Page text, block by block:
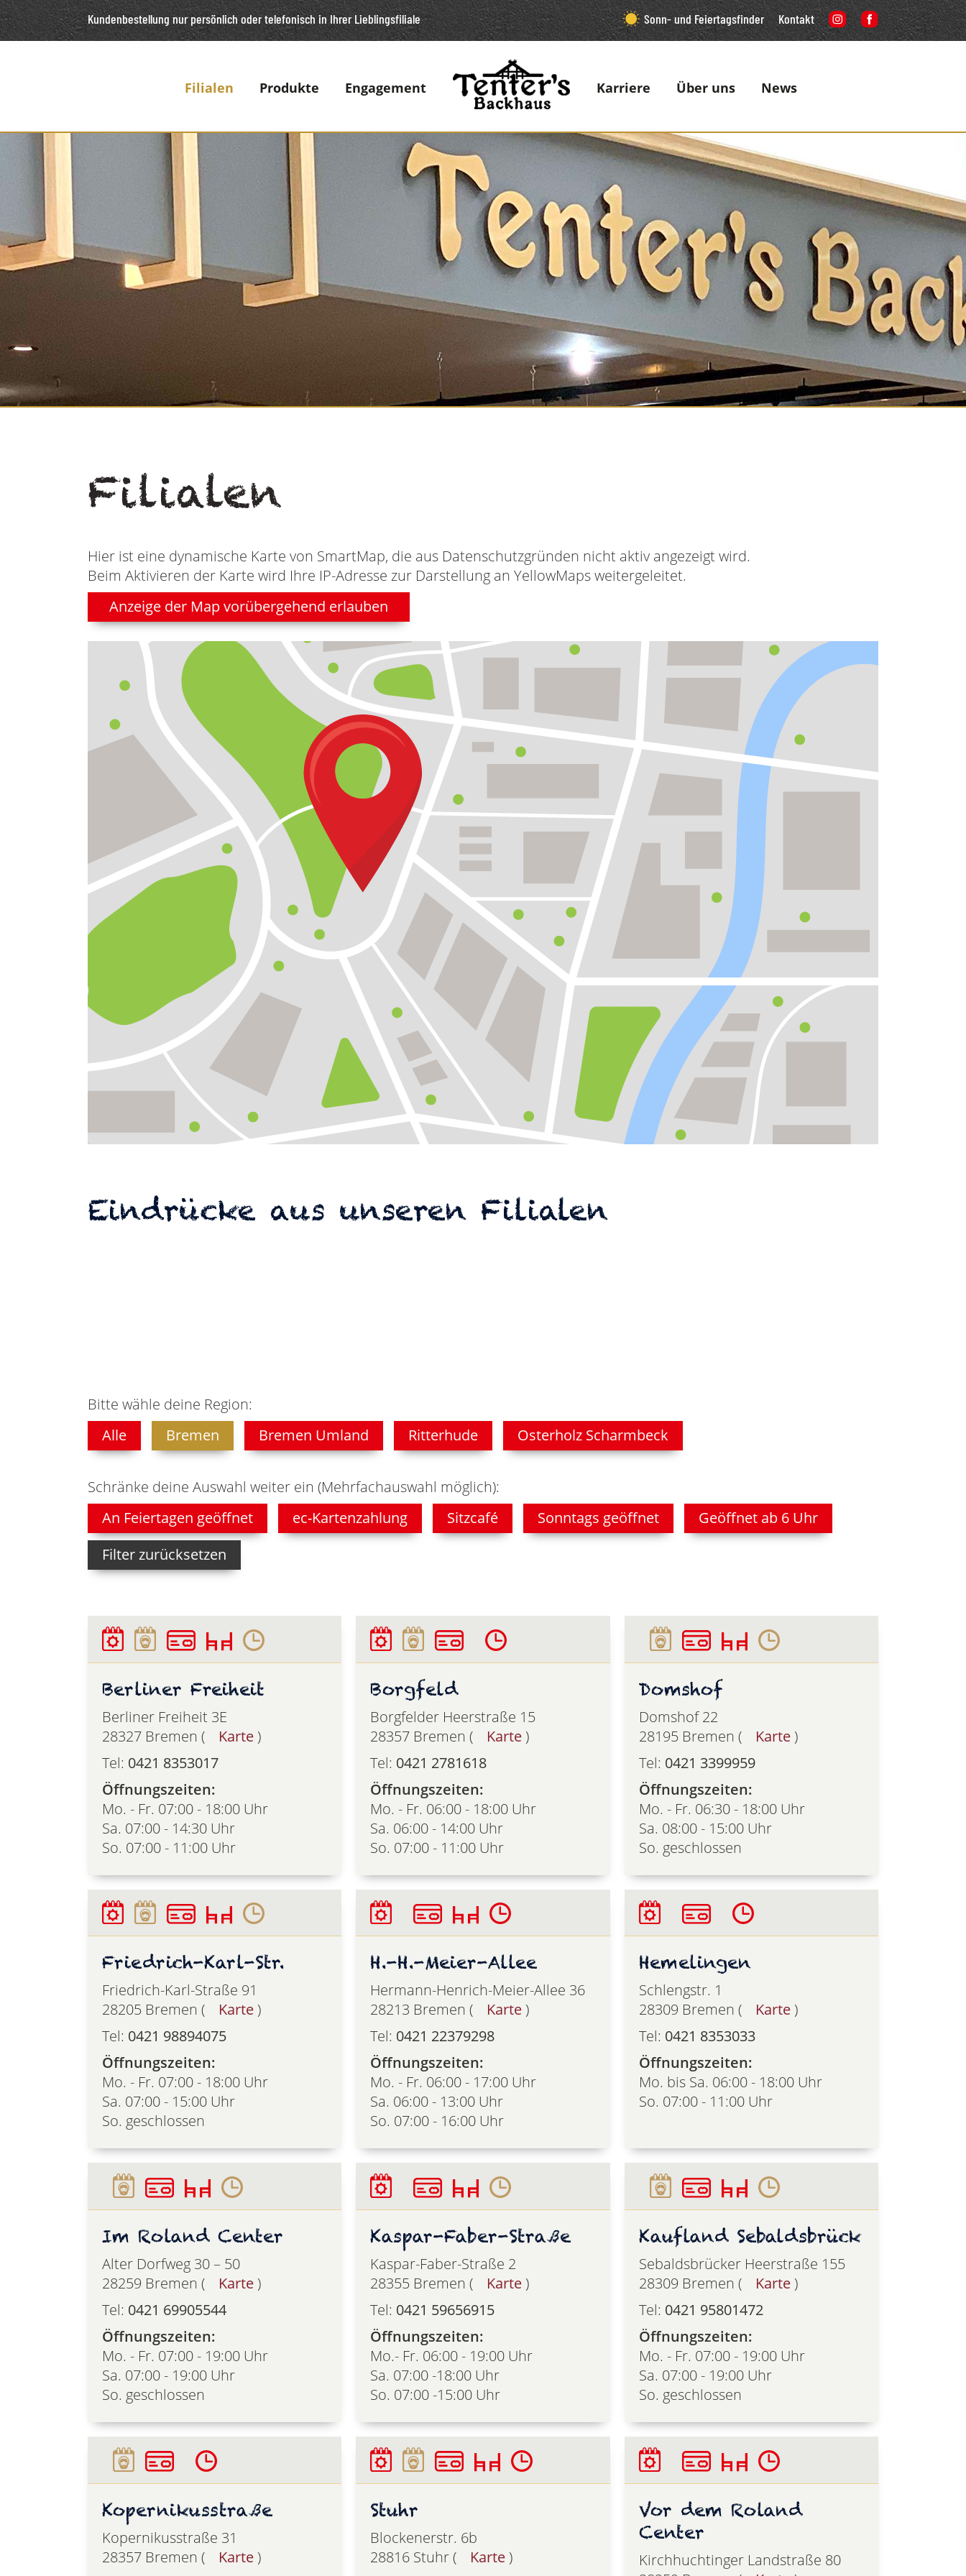
Kundenbestellung nur persönlich oder telefonisch in Ihrer Lieblingsfiliale Sonn- und Feiertagsfinder Kontakt
Filialen Produkte Engagement Karriere Über uns News
Filialen
Hier ist eine dynamische Karte von SmartMap, die aus Datenschutzgründen nicht aktiv angezeigt wird.
Beim Aktivieren der Karte wird Ihre IP-Adresse zur Darstellung an YellowMaps weitergeleitet.
Anzeige der Map vorübergehend erlauben
Eindrücke aus unseren Filialen
Bitte wähle deine Region:
Alle
Bremen Bremen Umland Ritterhude Osterholz Scharmbeck
Schränke deine Auswahl weiter ein (Mehrfachauswahl möglich):
An Feiertagen geöffnet
ec-Kartenzahlung Sitzcafé Sonntags geöffnet
Geöffnet ab 6 Uhr
Filter zurücksetzen
Berliner Freiheit
Berliner Freiheit 3E
28327 Bremen (
Karte )
Tel: 0421 8353017
Öffnungszeiten:
Mo. - Fr. 07:00 - 18:00 Uhr
Sa. 07:00 - 14:30 Uhr
So. 07:00 - 11:00 Uhr
Borgfeld
Borgfelder Heerstraße 15
28357 Bremen (
Karte )
Tel: 0421 2781618
Öffnungszeiten:
Mo. - Fr. 06:00 - 18:00 Uhr
Sa. 06:00 - 14:00 Uhr
So. 07:00 - 11:00 Uhr
Domshof
Domshof 22
28195 Bremen (
Karte)
Tel: 0421 3399959
Öffnungszeiten:
Mo. - Fr. 06:30 - 18:00 Uhr
Sa. 08:00 - 15:00 Uhr
So. geschlossen
Friedrich-Karl-Str.
Friedrich-Karl-Straße 91
28205 Bremen (
Karte )
Tel: 0421 98894075
Öffnungszeiten:
Mo. - Fr. 07:00 - 18:00 Uhr
Sa. 07:00 - 15:00 Uhr
So. geschlossen
H.-H.-Meier-Allee
Hermann-Henrich-Meier-Allee 36
28213 Bremen (
Karte )
Tel: 0421 22379298
Öffnungszeiten:
Mo. - Fr. 06:00 - 17:00 Uhr
Sa. 06:00 - 13:00 Uhr
So. 07:00 - 16:00 Uhr
Hemelingen
Schlengstr. 1
28309 Bremen (
Karte)
Tel: 0421 8353033
Öffnungszeiten:
Mo. bis Sa. 06:00 - 18:00 Uhr
So. 07:00 - 11:00 Uhr
Im Roland Center
Alter Dorfweg 30 – 50
28259 Bremen (
Karte )
Tel: 0421 69905544
Öffnungszeiten:
Mo. - Fr. 07:00 - 19:00 Uhr
Sa. 07:00 - 19:00 Uhr
So. geschlossen
Kaspar-Faber-Straße
Kaspar-Faber-Straße 2
28355 Bremen (
Karte )
Tel: 0421 59656915
Öffnungszeiten:
Mo.- Fr. 06:00 - 19:00 Uhr
Sa. 07:00 -18:00 Uhr
So. 07:00 -15:00 Uhr
Kaufland Sebaldsbrück
Sebaldsbrücker Heerstraße 155
28309 Bremen (
Karte)
Tel: 0421 95801472
Öffnungszeiten:
Mo. - Fr. 07:00 - 19:00 Uhr
Sa. 07:00 - 19:00 Uhr
So. geschlossen
Kopernikusstraße
Kopernikusstraße 31
28357 Bremen (
Karte )
Stuhr
Blockenerstr. 6b
28816 Stuhr (
Karte )
Vor dem Roland
Center
Kirchhuchtinger Landstraße 80